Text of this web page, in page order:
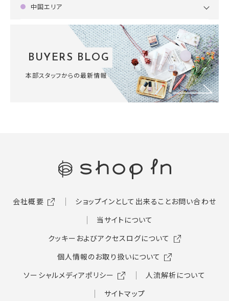
中国エリア
BUYERS BLOG
本部スタッフからの最新情報
会社概要 ショップインとして出来ることお問い合わせ
当サイトについて
クッキーおよびアクセスログについて
個人情報のお取り扱いについて
ソーシャルメディアポリシー
人流解析について
サイトマップ